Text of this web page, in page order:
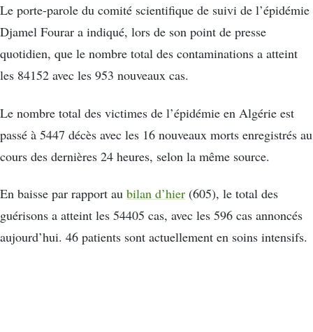
Le porte-parole du comité scientifique de suivi de l’épidémie
Djamel Fourar a indiqué, lors de son point de presse
quotidien, que le nombre total des contaminations a atteint
les 84152 avec les 953 nouveaux cas.
Le nombre total des victimes de l’épidémie en Algérie est
passé à 5447 décès avec les 16 nouveaux morts enregistrés au
cours des dernières 24 heures, selon la même source.
En baisse par rapport au bilan d’hier (605), le total des
guérisons a atteint les 54405 cas, avec les 596 cas annoncés
aujourd’hui. 46 patients sont actuellement en soins intensifs.